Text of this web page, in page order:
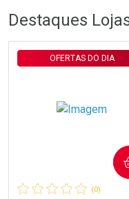
Laboratório
Por Menos
Destaques
(0)
OFERTAS DO DIA
COMPRAR